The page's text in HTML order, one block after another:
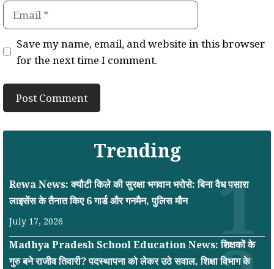
Email
Save my name, email, and website in this browser
for the next time I comment.
Trending
Rewa News: क्यौटी किले की सुरक्षा भगवान भरोसे: बिना वैध पसारा
लाइसेंस के तैनात किए 6 गार्ड और गनमैन, पुलिस मौन
July 17, 2026
Madhya Pradesh School Education News: शिक्षकों के
गुरु बने राजीव तिवारी? पदस्थापना को लेकर उठे सवाल, शिक्षा विभाग के